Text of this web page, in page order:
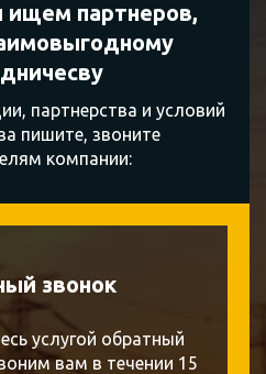
партнеров,
партнерства и условий
пишите, звоните
компании:
звонок
услугой обратный
вам в течении 15